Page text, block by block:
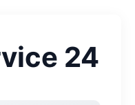
24